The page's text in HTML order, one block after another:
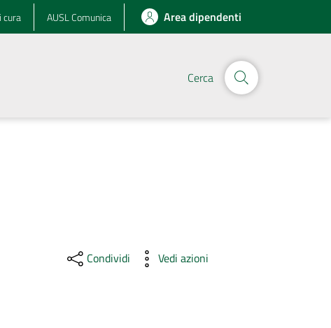
cura AUSL Comunica Area dipendenti
Cerca
Condividi Vedi azioni